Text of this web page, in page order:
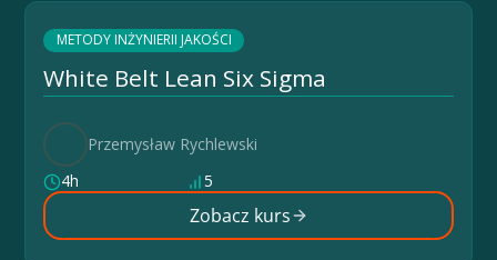
METODY INŻYNIERII JAKOŚCI
White Belt Lean Six Sigma
Przemysław Rychlewski
4h
5
Zobacz kurs